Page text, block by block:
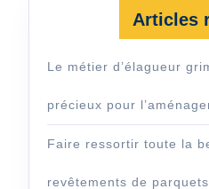
Articles
Le métier d’élagueur
précieux pour
Faire ressortir toute la
revêtements de